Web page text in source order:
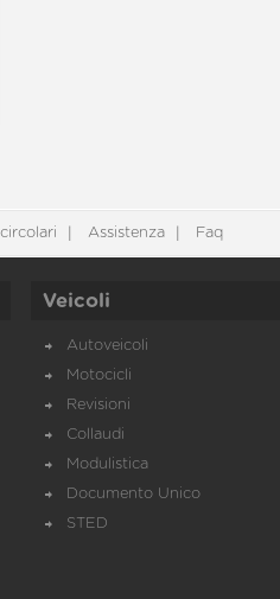
Assistenza Faq
Veicoli
Autoveicoli
Motocicli
Revisioni
Collaudi
Modulistica
Documento Unico
STED